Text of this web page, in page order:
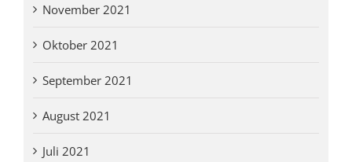
November 2021
Oktober 2021
September 2021
August 2021
Juli 2021